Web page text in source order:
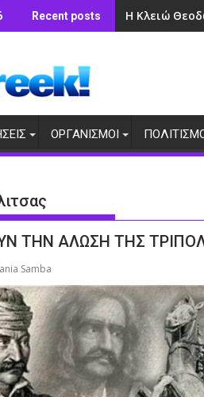
Recent posts Η Κλειώ
ΟΡΓΑΝΙΣΜΟΙ
ΤΗΝ ΑΛΩΣΗ ΤΗΣ
Samba